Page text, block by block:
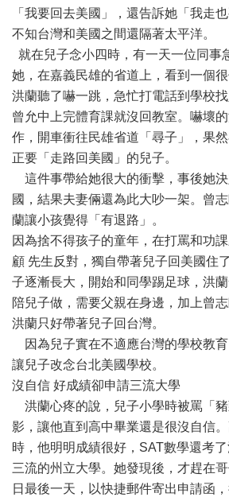
「我要回去美國」，還告訴她「我走
不知台灣和美國之間還隔著太平洋。
就在兒子念小四時，有一天一位同事
她，在嘉義民雄的省道上，看到一個很
洪蘭聽了嚇一跳，急忙打電話到學校
曾允中上完體育課就沒回教室。嚇壞
作，開車衝往民雄省道「尋子」，果
正要「走路回美國」的兒子。
這件事帶給她很大的衝擊，事後她
國，結果夫妻倆還為此大吵一架。曾
蘭讓小孩覺得「有退路」。
因為捨不得孩子的童年，在打罵和功
顧 先生反對，獨自帶著兒子回美國住
子逐漸長大，開始和同學踢足球，洪
陪兒子做，需要父親在身邊，加上曾
洪蘭只好帶著兒子回台灣。
因為兒子實在不適應台灣的學校教
讓兒子改念台北美國學校。
沒自信 好成績卻申請三流大學
洪蘭心疼的說，兒子小學時被罵「
影，讓他直到高中畢業還是很沒自信
時，他明明成績很好，SAT數學還考
三流的州立大學。她發現後，才趕在
日最後一天，以快捷郵件寄出申請函